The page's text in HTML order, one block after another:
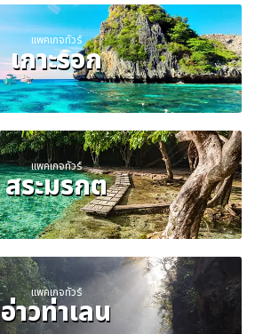
แพคเกจทัวร์
เกาะรอก
แพคเกจทัวร์
สระมรกต
แพคเกจทัวร์
อ่าวท่าเลน